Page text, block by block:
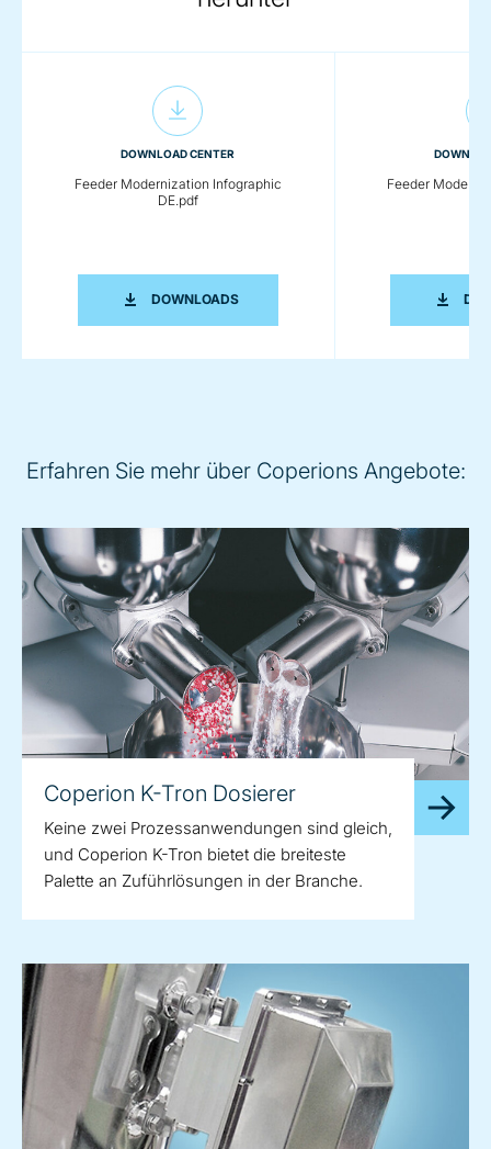
DOWNLOAD CENTER
Feeder Modernization Infographic
DE.pdf
DOWNLOADSFEEDER MODERNIZATION
Feeder
Erfahren Sie mehr über Coperions Angebote:
Coperion K-Tron Dosierer
Keine zwei Prozessanwendungen sind gleich,
und Coperion K-Tron bietet die breiteste
Palette an Zuführlösungen in der Branche.